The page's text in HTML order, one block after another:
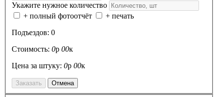
Укажите нужное количество
+ полный фотоотчёт
+ печать
Подъездов: 0
Стоимость: 0р 00к
Цена за штуку: 0р 00к
Заказать Отмена